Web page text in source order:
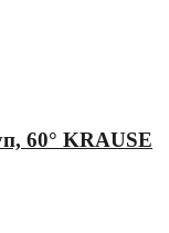
60° KRAUSE